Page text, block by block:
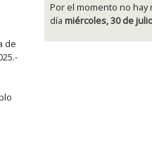
de
Por el momento no hay
díamiércoles, 30 de